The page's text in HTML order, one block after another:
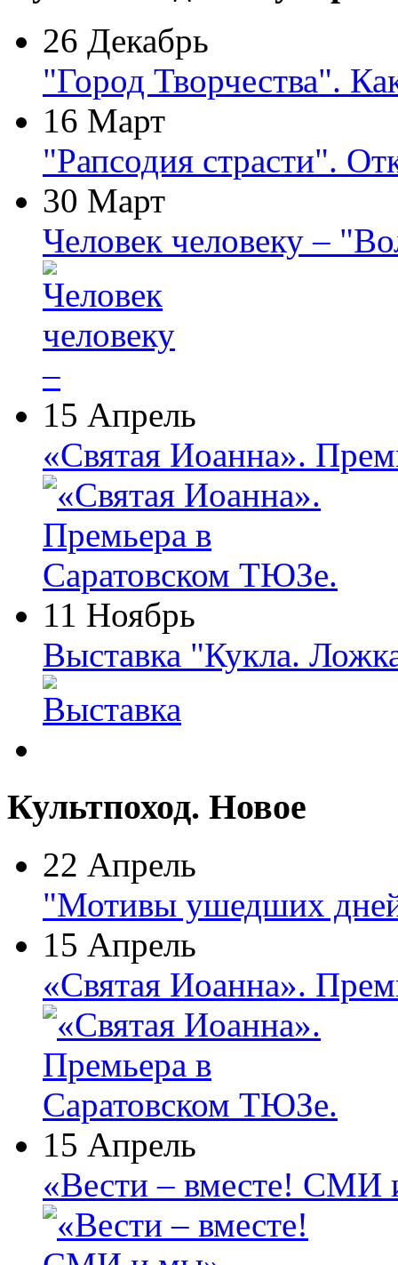
26 Декабрь
"Город Творчества".
16 Март
"Рапсодия страсти".
30 Март
Человек человеку –
15 Апрель
«Святая Иоанна».
11 Ноябрь
Выставка "Кукла.
Культпоход. Новое
22 Апрель
"Мотивы ушедших
15 Апрель
«Святая Иоанна».
15 Апрель
«Вести – вместе! СМИ